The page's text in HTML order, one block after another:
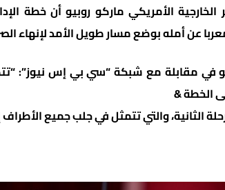
الخارجية الأمريكي ماركو روبيو أن خطة
عن أمله بوضع مسار طويل الأمد لإنهاء
الخطة &